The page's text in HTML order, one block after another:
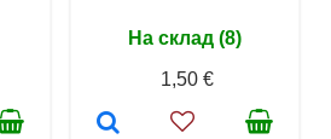
На склад (8)
1,50 €